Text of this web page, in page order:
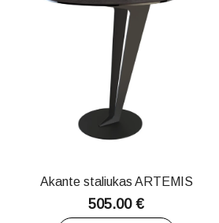
Akante staliukas ARTEMIS
505.00€